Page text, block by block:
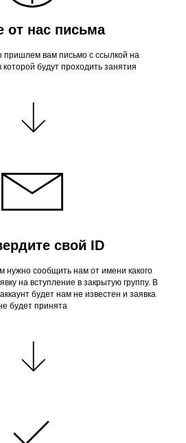
от нас письма
пришлем вам письмо с ссылкой на
которой будут проходить занятия
свой ID
нужно сообщить нам от имени какого
на вступление в закрытую группу. В
будет нам не известен и заявка
будет принята